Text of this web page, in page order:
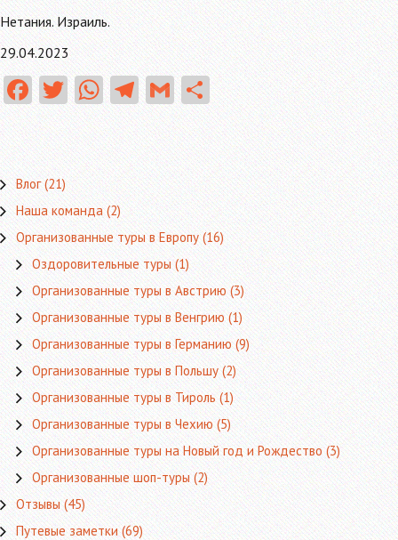
Нетания. Израиль.
29.04.2023
Fa
ce
b
o
o
k
T
w
itt
er
W
ha
ts
A
p
p
Te
le
gr
a
m
G
m
ai
l
О
тп
ра
в
ит
ь
Влог(21)
Наша команда(2)
Организованные туры в Европу(16)
Оздоровительные туры(1)
Организованные туры в Австрию(3)
Организованные туры в Венгрию(1)
Организованные туры в Германию(9)
Организованные туры в Польшу(2)
Организованные туры в Тироль(1)
Организованные туры в Чехию(5)
Организованные туры на Новый год и Рождество(3)
Организованные шоп-туры(2)
Отзывы(45)
Путевые заметки(69)